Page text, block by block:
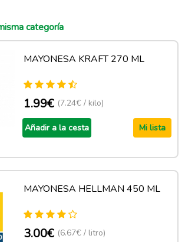
categoría
MAYONESA KRAFT 270 ML
1.99€ (7.24€ / kilo)
Añadir a la cesta Mi lista
MAYONESA HELLMAN 450 ML
3.00€ (6.67€ / litro)